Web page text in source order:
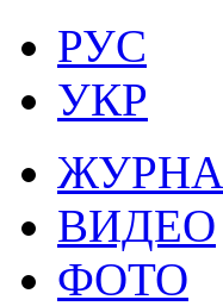
РУС
УКР
ВИДЕО
ФОТО